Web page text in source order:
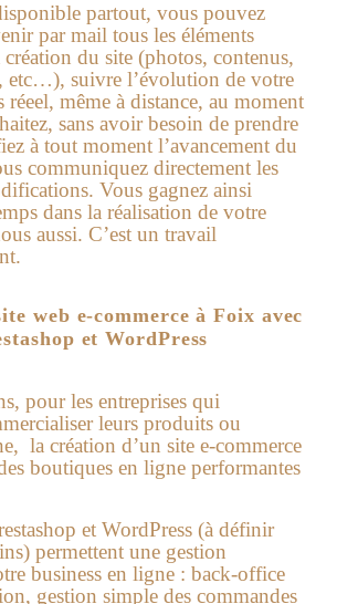
partout, vous pouvez
par mail tous les éléments
création du site (photos, contenus,
etc…), suivre l’évolution de votre
réeel, même à distance, au moment
sans avoir besoin de prendre
à tout moment l’avancement du
communiquez directement les
Vous gagnez ainsi
dans la réalisation de votre
aussi. C’est un travail
web e-commerce à Foix avec
et WordPress
pour les entreprises qui
leurs produits ou
la création d’un site e-commerce
boutiques en ligne performantes
et WordPress (à définir
permettent une gestion
business en ligne : back-office
gestion simple des commandes